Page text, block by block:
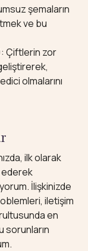
şemaların
ve bu
: Çiftlerin zor
olmalarını
ilk olarak
ederek
İlişkinizde
iletişim
en
sorunların